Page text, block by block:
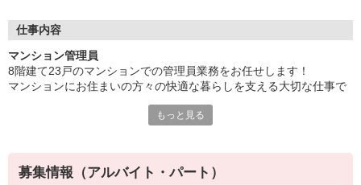
生活リズムに合わせた働き方が選べます。
通勤しやすい勤務地をご案内。
「ちょっと働いてみたい」から始められます。
新しい一歩を踏み出してみませんか。
仕事内容
マンション管理員
8階建て23戸のマンションでの管理員業務をお任せします！
マンションにお住まいの方々の快適な暮らしを支える大切な仕事で
せ・ご相談など）
・共用部分の清掃（エントランス・エレベーター内・廊下・階段・
もっと見る
募集情報（アルバイト・パート）